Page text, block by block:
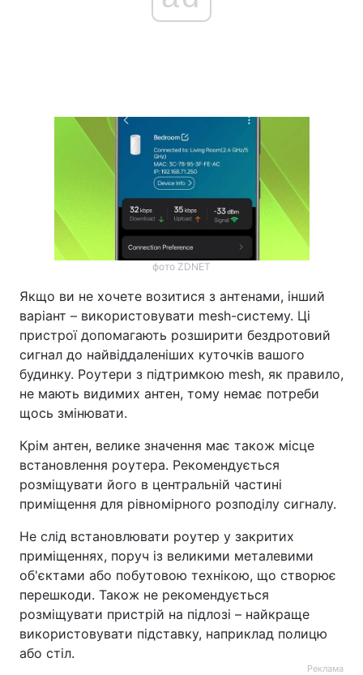
фото ZDNET
Якщо ви не хочете возитися з антенами, інший
варіант – використовувати mesh-систему. Ці
пристрої допомагають розширити бездротовий
сигнал до найвіддаленіших куточків вашого
будинку. Роутери з підтримкою mesh, як правило,
не мають видимих антен, тому немає потреби
щось змінювати.
Крім антен, велике значення має також місце
встановлення роутера. Рекомендується
розміщувати його в центральній частині
приміщення для рівномірного розподілу сигналу.
Не слід встановлювати роутер у закритих
приміщеннях, поруч із великими металевими
об'єктами або побутовою технікою, що створює
перешкоди. Також не рекомендується
розміщувати пристрій на підлозі – найкраще
використовувати підставку, наприклад полицю
або стіл.
Реклама